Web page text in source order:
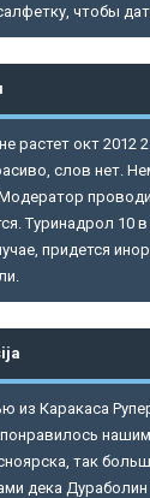
чтобы
растет окт 2012
слов нет.
Туринадрол 10
придется
из Каракаса
так
дека